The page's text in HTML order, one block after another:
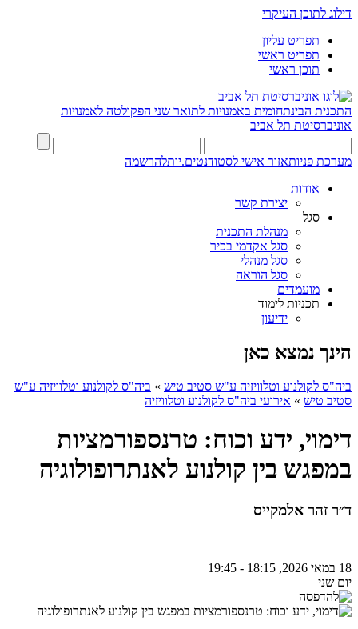
דילוג לתוכן העיקרי
תפריט עליון
תפריט ראשי
תוכן ראשי
התכנית הבינתחומית באמנויות לתואר שני הפקולטה לאמנויות
אוניברסיטת תל אביב
מערכת פניותאזור אישי לסטודנטים.יותלהרשמה
אודות
יצירת קשר
סגל
מנהלת התכנית
סגל אקדמי בכיר
סגל מנהלי
סגל הוראה
מועמדים
תכניות לימוד
ידיעון
הינך נמצא כאן
ביה"ס לקולנוע וטלוויזיה ע"ש סטיב טיש » ביה"ס לקולנוע וטלוויזיה ע"ש
סטיב טיש » אירועי ביה"ס לקולנוע וטלוויזיה
דימוי, ידע וכוח: טרנספורמציות
במפגש בין קולנוע לאנתרופולוגיה
ד״ר זהר אלמקייס
18 במאי 2026, 18:15 - 19:45
יום שני